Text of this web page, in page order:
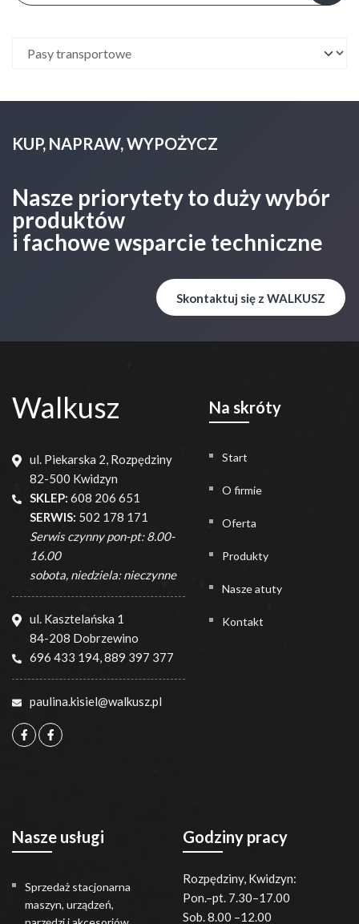
KUP, NAPRAW, WYPOŻYCZ
Nasze priorytety to duży wybór
produktów
i fachowe wsparcie techniczne
Skontaktuj się z WALKUSZ
Walkusz
ul. Piekarska 2, Rozpędziny
82-500 Kwidzyn
SKLEP: 608 206 651
SERWIS: 502 178 171
Serwis czynny pon-pt: 8.00-
16.00
sobota, niedziela: nieczynne
ul. Kasztelańska 1
84-208 Dobrzewino
696 433 194,889 397 377
paulina.kisiel@walkusz.pl
Na skróty
Start
O firmie
Oferta
Produkty
Nasze atuty
Kontakt
Nasze usługi
Sprzedaż stacjonarna
maszyn, urządzeń,
Godziny pracy
Rozpędziny, Kwidzyn:
Pon.–pt. 7.30–17.00
Sob. 8.00 –12.00